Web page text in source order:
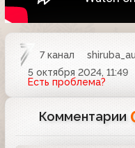
7 канал
5 октября 2024, 11:49
Есть проблема?
Комментарии